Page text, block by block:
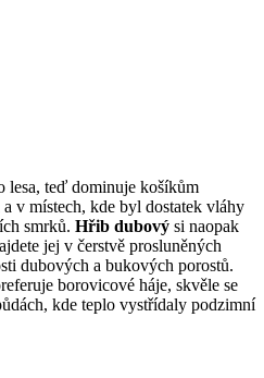
lesa, teď dominuje košíkům
v místech, kde byl dostatek vláhy
smrků. Hřib dubový si naopak
jej v čerstvě prosluněných
dubových a bukových porostů.
borovicové háje, skvěle se
kde teplo vystřídaly podzimní